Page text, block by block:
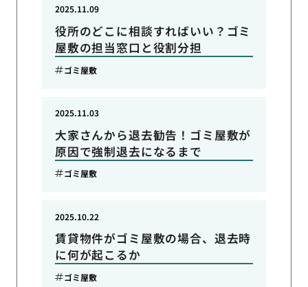
役所のどこに相談すればいい？ゴミ
屋敷の担当窓口と役割分担
2025.11.09
ゴミ屋敷
大家さんから退去勧告！ゴミ屋敷が
原因で強制退去になるまで
2025.11.03
ゴミ屋敷
賃貸物件がゴミ屋敷の場合、退去時
に何が起こるか
2025.10.22
ゴミ屋敷